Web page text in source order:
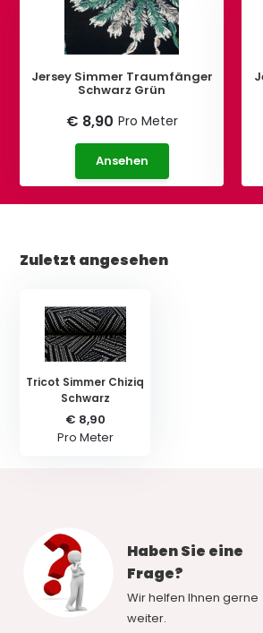
Jersey Simmer Traumfänger
Schwarz Grün
€ 8,90 Pro Meter
Ansehen
Zuletzt angesehen
Tricot Simmer Chiziq
Schwarz
€ 8,90
Pro Meter
Haben Sie eine
Frage?
Wir helfen Ihnen gerne
weiter.